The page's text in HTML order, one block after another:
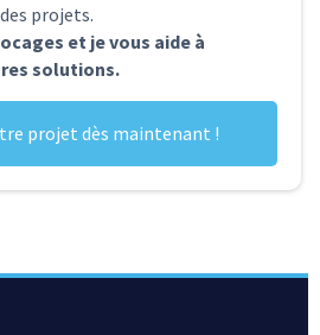
projets.
et je vous aide à
solutions.
projet dès maintenant !